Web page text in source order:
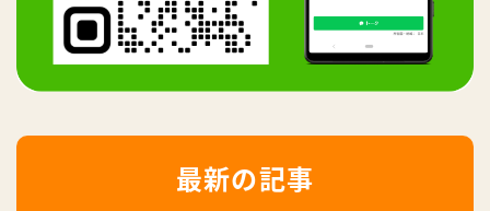
最新の記事